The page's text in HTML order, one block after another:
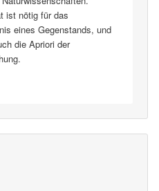
ist nötig für das
eines Gegenstands, und
die Apriori der